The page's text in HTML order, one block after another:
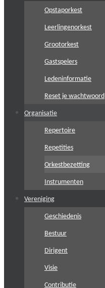
Opstaporkest
Leerlingenorkest
Grootorkest
Gastspelers
Ledeninformatie
Reset je wachtwoord
Organisatie
Repertoire
Repetities
Orkestbezetting
Instrumenten
Vereniging
Geschiedenis
Bestuur
Dirigent
Visie
Contributie